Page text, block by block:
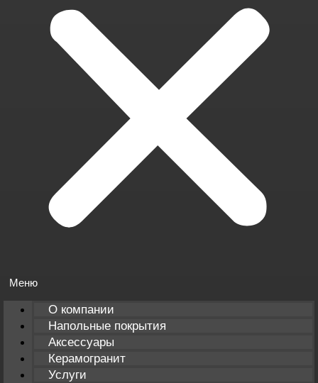
О компании
Напольные покрытия
Аксессуары
Керамогранит
Услуги